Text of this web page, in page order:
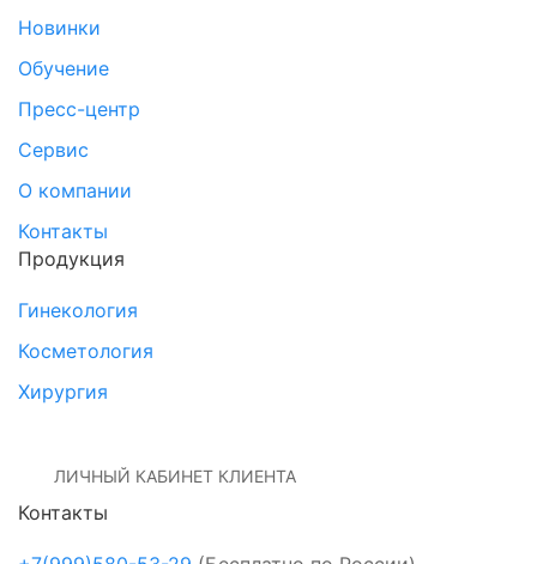
Новинки
Обучение
Пресс-центр
Сервис
О компании
Контакты
Продукция
Гинекология
Косметология
Хирургия
ЛИЧНЫЙ КАБИНЕТ КЛИЕНТА
Контакты